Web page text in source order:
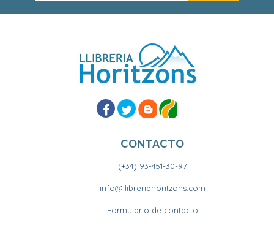
CONTACTO
(+34) 93-451-30-97
info@llibreriahoritzons.com
Formulario de contacto